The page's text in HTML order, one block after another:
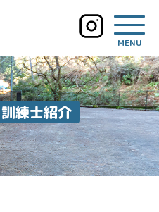
MENU
練士紹介